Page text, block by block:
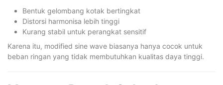
Bentuk gelombang kotak bertingkat
Distorsi harmonisa lebih tinggi
Kurang stabil untuk perangkat sensitif
Karena itu, modified sine wave biasanya hanya cocok untuk
beban ringan yang tidak membutuhkan kualitas daya tinggi.